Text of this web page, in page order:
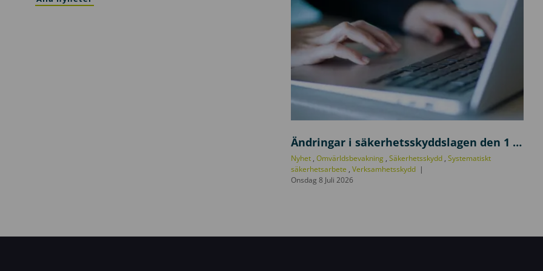
p
p
d
a
Ändringar i säkerhetsskyddslagen den 1 juli 2026
Nyhet , Omvärldsbevakning , Säkerhetsskydd , Systematiskt
säkerhetsarbete , Verksamhetsskydd
Onsdag 8 Juli 2026